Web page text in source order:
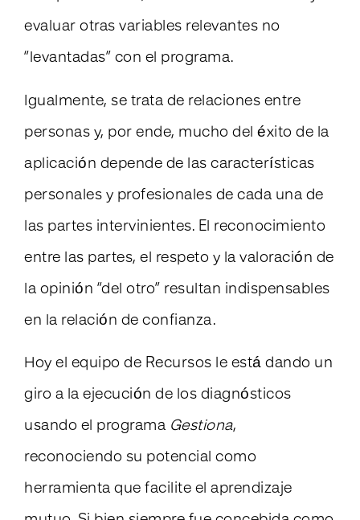
evaluar otras variables relevantes no
“levantadas” con el programa.
Igualmente, se trata de relaciones entre
personas y, por ende, mucho del éxito de la
aplicación depende de las características
personales y profesionales de cada una de
las partes intervinientes. El reconocimiento
entre las partes, el respeto y la valoración de
la opinión “del otro” resultan indispensables
en la relación de confianza.
Hoy el equipo de Recursos le está dando un
giro a la ejecución de los diagnósticos
usando el programa Gestiona,
reconociendo su potencial como
herramienta que facilite el aprendizaje